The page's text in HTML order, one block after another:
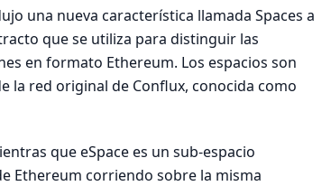
una nueva característica llamada Spaces a
que se utiliza para distinguir las
en formato Ethereum. Los espacios son
la red original de Conflux, conocida como
que eSpace es un sub-espacio
Ethereum corriendo sobre la misma